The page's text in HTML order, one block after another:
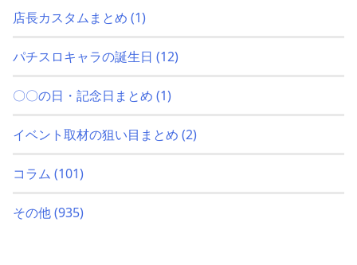
店長カスタムまとめ (1)
パチスロキャラの誕生日 (12)
〇〇の日・記念日まとめ (1)
イベント取材の狙い目まとめ (2)
コラム (101)
その他(935)